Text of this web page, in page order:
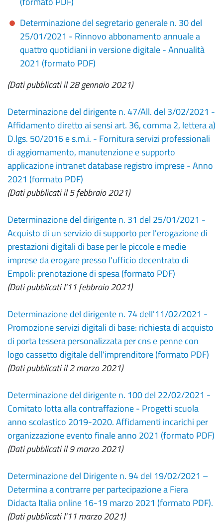
Determinazione del segretario generale n. 30 del
25/01/2021 - Rinnovo abbonamento annuale a
quattro quotidiani in versione digitale - Annualità
2021 (formato PDF)
(Dati pubblicati il 28 gennaio 2021)
Determinazione del dirigente n. 47/All. del 3/02/2021 -
Affidamento diretto ai sensi art. 36, comma 2, lettera a)
D.lgs. 50/2016 e s.m.i. - Fornitura servizi professionali
di aggiornamento, manutenzione e supporto
applicazione intranet database registro imprese - Anno
2021 (formato PDF)
(Dati pubblicati il 5 febbraio 2021)
Determinazione del dirigente n. 31 del 25/01/2021 -
Acquisto di un servizio di supporto per l'erogazione di
prestazioni digitali di base per le piccole e medie
imprese da erogare presso l'ufficio decentrato di
Empoli: prenotazione di spesa (formato PDF)
(Dati pubblicati l'11 febbraio 2021)
Determinazione del dirigente n. 74 dell'11/02/2021 -
Promozione servizi digitali di base: richiesta di acquisto
di porta tessera personalizzata per cns e penne con
logo cassetto digitale dell'imprenditore (formato PDF)
(Dati pubblicati il 2 marzo 2021)
Determinazione del dirigente n. 100 del 22/02/2021 -
Comitato lotta alla contraffazione - Progetti scuola
anno scolastico 2019-2020. Affidamenti incarichi per
organizzazione evento finale anno 2021 (formato PDF)
(Dati pubblicati il 9 marzo 2021)
Determinazione del Dirigente n. 94 del 19/02/2021 –
Determina a contrarre per partecipazione a Fiera
Didacta Italia online 16-19 marzo 2021 (formato PDF).
(Dati pubblicati l'11 marzo 2021)